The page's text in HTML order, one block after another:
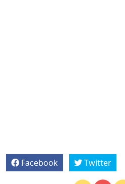
Facebook Twitter